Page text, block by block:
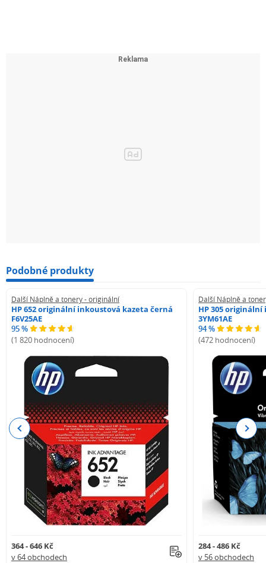
Podobné produkty
Další Náplně a tonery - originální
HP 652 originální inkoustová kazeta černá
F6V25AE
95 %
(1 820 hodnocení)
364 - 646 Kč
v 64 obchodech
Další Náplně a
HP 305
3YM61AE
94 %
(472 hodnocení)
284 - 486 Kč
v 56 obchodech
Previous Next